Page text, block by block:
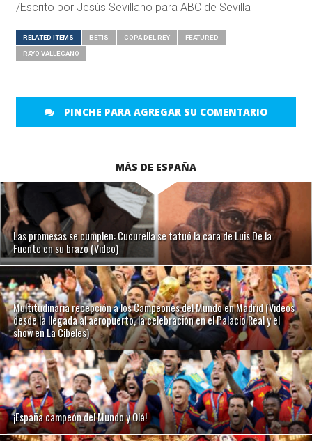
/Escrito por Jesús Sevillano para ABC de Sevilla
RELATED ITEMS BETIS COPA DEL REY FEATURED
RAYO VALLECANO
PINCHE PARA AGREGAR SU COMENTARIO
MÁS DE ESPAÑA
Las promesas se cumplen: Cucurella se tatuó la cara de Luis De la
Fuente en su brazo (Video)
Multitudinaria recepción a los Campeones del Mundo en Madrid (Videos
desde la llegada al aeropuerto, la celebración en el Palacio Real y el
show en La Cibeles)
¡España campeón del Mundo y Olé!